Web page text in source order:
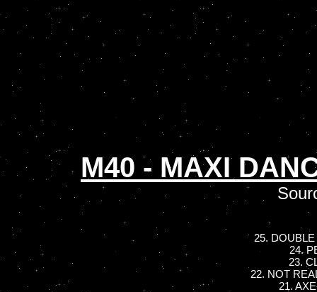
M40 - MAXI
25.
24.
23.
22. NOT
21.